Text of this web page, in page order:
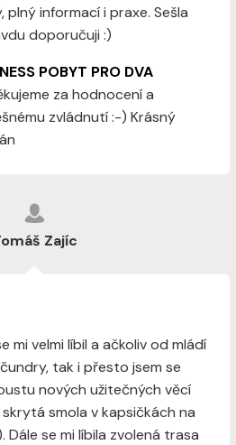
plný informací i praxe. Sešla
doporučuji :)
POBYT PRO DVA
za hodnocení a
zvládnutí :-) Krásný
Zajíc
mi velmi líbil a ačkoliv od mládí
tak i přesto jsem se
nových užitečných věcí
smola v kapsičkách na
Dále se mi líbila zvolená trasa